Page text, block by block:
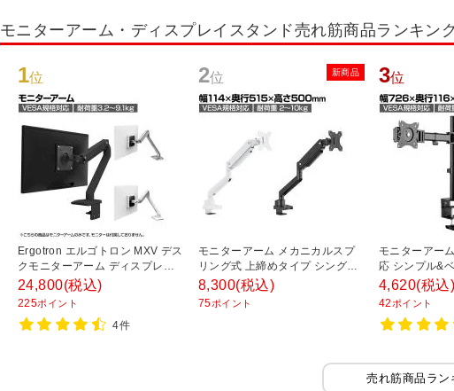
モニターアーム・ディスプレイスタンド売れ筋商品ランキン
1位
Ergotron エルゴトロン MXV デス
クモニターアーム ディスプレイ
アーム モニター34インチ(3.2～
9.1kg)まで対応 VESA規格 【ホ
ワイト・ブラック・アルミニウ
ム】
24,800(税込)
225ポイント
4件
2位 新商品
モニターアーム メカニカルスプ
リング式 上締めタイプ シングル
17～32インチ VESA規格対応
8,300(税込)
75ポイント
3位
モニターアー
応 シンプル&
ー2台対応
アル
4,620(税込)
42 ポイント
売れ筋商品ラン